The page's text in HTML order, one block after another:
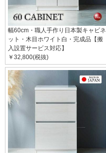
幅60cm・職人手作り日本製キャビネ
ット・木目ホワイト白・完成品【搬
入設置サービス対応】
￥32,800(税抜)